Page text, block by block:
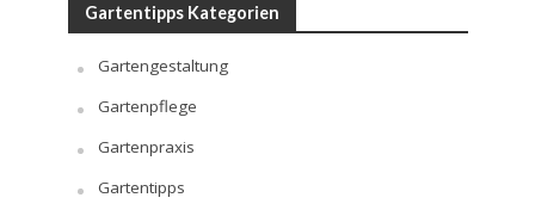
Gartentipps Kategorien
Gartengestaltung
Gartenpflege
Gartenpraxis
Gartentipps